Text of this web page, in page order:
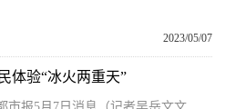
2023/05/07
体验“冰火两重天”